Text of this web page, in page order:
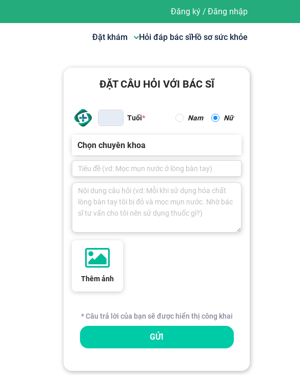
Đăng ký/ Đăng nhập
Đặt khám Hỏi đáp bác sĩHồ sơ sức khỏe
ĐẶT CÂU HỎI VỚI BÁC SĨ
Tuổi Nam Nữ
Chọn chuyên khoa
Thêm ảnh
* Câu trả lời của bạn sẽ được hiển thị công khai
GỬI